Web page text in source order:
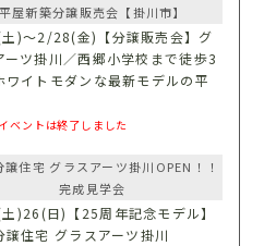
平屋新築分譲販売会【掛川市】
)〜2/28(金)【分譲販売会】グ
ーツ掛川／西郷小学校まで徒歩3
ワイトモダンな最新モデルの平
ベントは終了しました
譲住宅 グラスアーツ掛川OPEN！！
完成見学会
)26(日)【25周年記念モデル】
譲住宅 グラスアーツ掛川